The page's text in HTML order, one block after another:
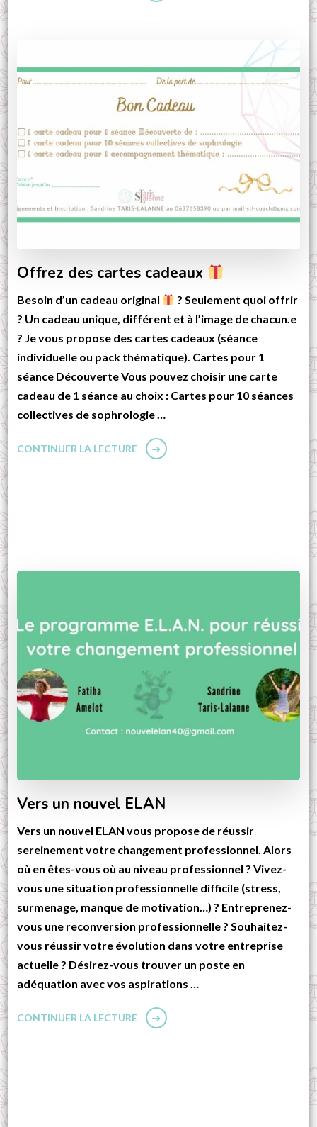
Offrez des cartes cadeaux
Besoin d’un cadeau original
? Seulement quoi offrir
? Un cadeau unique, différent et à l’image de chacun.e
? Je vous propose des cartes cadeaux (séance
individuelle ou pack thématique). Cartes pour 1
séance Découverte Vous pouvez choisir une carte
cadeau de 1 séance au choix : Cartes pour 10 séances
collectives de sophrologie …
CONTINUER LA LECTURE
Vers un nouvel ELAN
Vers un nouvel ELAN vous propose de réussir
sereinement votre changement professionnel. Alors
où en êtes-vous où au niveau professionnel ? Vivez-
vous une situation professionnelle difficile (stress,
surmenage, manque de motivation…) ? Entreprenez-
vous une reconversion professionnelle ? Souhaitez-
vous réussir votre évolution dans votre entreprise
actuelle ? Désirez-vous trouver un poste en
adéquation avec vos aspirations …
CONTINUER LA LECTURE